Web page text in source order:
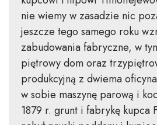
nie wiemy w zasadzie nic
jeszcze tego samego roku
zabudowania fabryczne, w
piętrowy dom oraz
produkcyjną z dwiema
w sobie maszynę parową i
1879 r. grunt i fabrykę kupca